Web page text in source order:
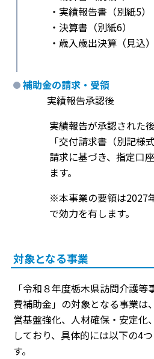
・実績報告書（別紙5）
・決算書（別紙6）
・歳入歳出決算（見込
補助金の請求・受領
実績報告承認後
実績報告が承認された
「交付請求書（別記様
請求に基づき、指定口
ます。
※本事業の要領は2027
で効力を有します。
対象となる事業
「令和８年度栃木県訪問介護
費補助金」の対象となる事業は
営基盤強化、人材確保・安定化
しており、具体的には以下の4
す。